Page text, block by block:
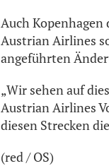
Auch
Austrian Airlines
angeführten
„Wir sehen auf
Austrian Airlines
diesen Strecken
(red / OS)